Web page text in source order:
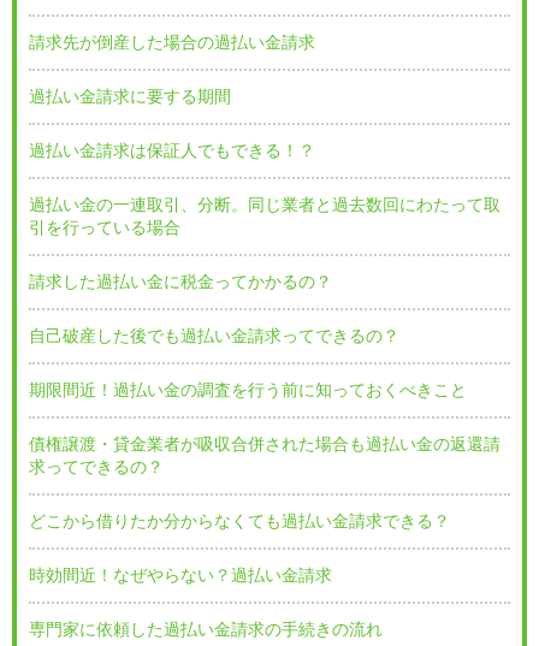
請求先が倒産した場合の過払い金請求
過払い金請求に要する期間
過払い金請求は保証人でもできる！？
過払い金の一連取引、分断。同じ業者と過去数回にわたって取
引を行っている場合
請求した過払い金に税金ってかかるの？
自己破産した後でも過払い金請求ってできるの？
期限間近！過払い金の調査を行う前に知っておくべきこと
債権譲渡・貸金業者が吸収合併された場合も過払い金の返還請
求ってできるの？
どこから借りたか分からなくても過払い金請求できる？
時効間近！なぜやらない？過払い金請求
専門家に依頼した過払い金請求の手続きの流れ